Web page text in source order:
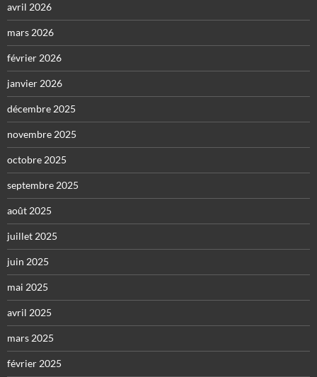
avril 2026
mars 2026
février 2026
janvier 2026
décembre 2025
novembre 2025
octobre 2025
septembre 2025
août 2025
juillet 2025
juin 2025
mai 2025
avril 2025
mars 2025
février 2025